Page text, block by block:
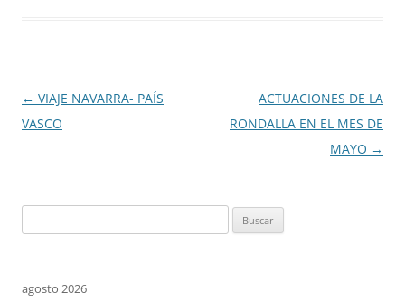
Navegación
de
← VIAJE NAVARRA- PAÍS
VASCO
ACTUACIONES DE LA
RONDALLA EN EL MES DE
MAYO →
agosto 2026